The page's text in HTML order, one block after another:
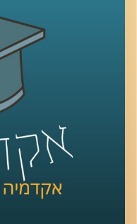
לשיחה עם ד"ר רויטל
באוניברסיטת רייכמן.
לשיחה עם ד"ר רויטל
לשיחה עם ד"ר רויטל
בלחיצת כפתור – לחצו
קרדיט תמונות: